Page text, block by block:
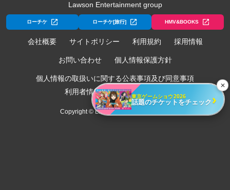
Lawson Entertainment group
ローチケ ローチケ[旅行] HMV&BOOKS
会社概要 サイトポリシー 利用規約 採用情報
お問い合わせ 個人情報保護方針
個人情報の取扱いに関する公表事項及び同意事項
利用者情報の外部送信について
Copyright © Lawson Entertainment, Inc.
✕
東京ゲームショウ2026
話題のチケットをチェック ›